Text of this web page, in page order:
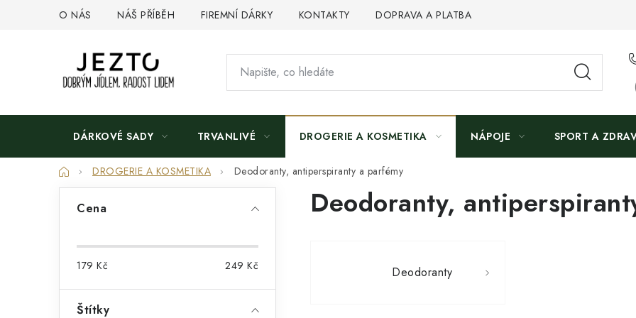
O NÁS NÁŠ PŘÍBĚH FIREMNÍ DÁRKY KONTAKTY DOPRAVA A PLATBA
DÁRKOVÉ SADY TRVANLIVÉ DROGERIE A KOSMETIKA NÁPOJE SPORT A
DomůDROGERIE A KOSMETIKA Deodoranty, antiperspiranty a parfémy
t
Cena
179 Kč 249 Kč
Štítky
Deodoranty,
Deodoranty